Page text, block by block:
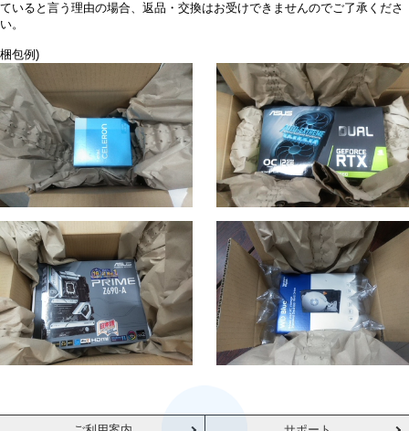
ていると言う理由の場合、返品・交換はお受けできませんのでご了承くださ
い。
梱包例)